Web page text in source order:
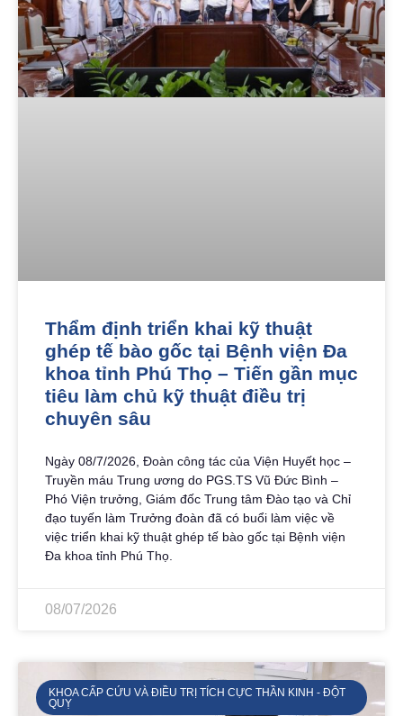
Thẩm định triển khai kỹ thuật
ghép tế bào gốc tại Bệnh viện Đa
khoa tỉnh Phú Thọ – Tiến gần mục
tiêu làm chủ kỹ thuật điều trị
chuyên sâu
Ngày 08/7/2026, Đoàn công tác của Viện Huyết học –
Truyền máu Trung ương do PGS.TS Vũ Đức Bình –
Phó Viện trưởng, Giám đốc Trung tâm Đào tạo và Chỉ
đạo tuyến làm Trưởng đoàn đã có buổi làm việc về
việc triển khai kỹ thuật ghép tế bào gốc tại Bệnh viện
Đa khoa tỉnh Phú Thọ.
08/07/2026
KHOA CẤP CỨU VÀ ĐIỀU TRỊ TÍCH CỰC THẦN KINH - ĐỘT
QUỴ